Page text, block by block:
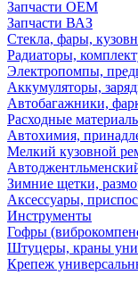
Запчасти ОЕМ
Запчасти ВАЗ
Стекла, фары,
Радиаторы,
Электропомпы,
Аккумуляторы,
Автобагажники,
Расходные
Автохимия,
Мелкий кузовной
Зимние щетки,
Аксессуары,
Инструменты
Гофры
Штуцеры, краны
Крепеж